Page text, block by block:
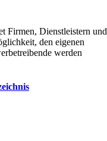
Firmen, Dienstleistern und
den eigenen
werden